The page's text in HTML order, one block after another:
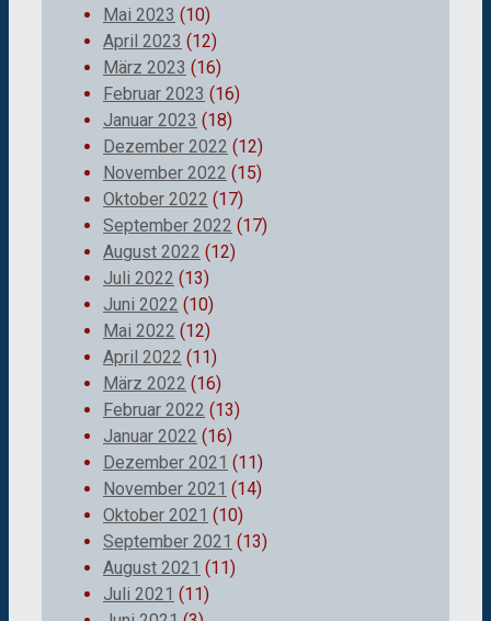
Mai 2023 (10)
April 2023 (12)
März 2023 (16)
Februar 2023 (16)
Januar 2023 (18)
Dezember 2022 (12)
November 2022 (15)
Oktober 2022 (17)
September 2022 (17)
August 2022 (12)
Juli 2022 (13)
Juni 2022 (10)
Mai 2022 (12)
April 2022 (11)
März 2022 (16)
Februar 2022 (13)
Januar 2022 (16)
Dezember 2021 (11)
November 2021 (14)
Oktober 2021 (10)
September 2021 (13)
August 2021 (11)
Juli 2021 (11)